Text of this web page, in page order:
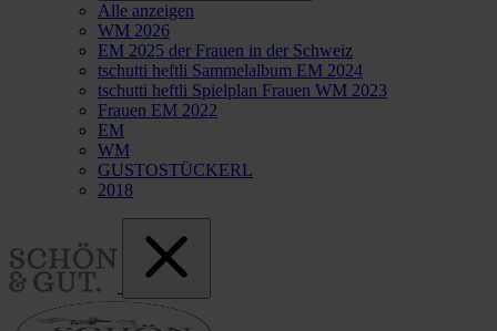
Alle anzeigen
WM 2026
EM 2025 der Frauen in der Schweiz
tschutti heftli Sammelalbum EM 2024
tschutti heftli Spielplan Frauen WM 2023
Frauen EM 2022
EM
WM
GUSTOSTÜCKERL
2018